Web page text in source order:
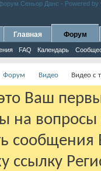
Главная Форум
FAQ Календарь
Форум Видео Видео с
Ваш
на
ссылку